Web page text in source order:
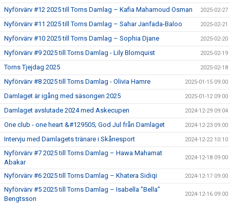
Nyförvärv #12 2025 till Torns Damlag – Kafia Mahamoud Osman 2025-02-27
Nyförvärv #11 2025 till Torns Damlag – Sahar Janfada-Baloo 2025-02-21
Nyförvärv #10 2025 till Torns Damlag – Sophia Djane 2025-02-20
Nyförvärv #9 2025 till Torns Damlag - Lily Blomquist 2025-02-19
Torns Tjejdag 2025 2025-02-18
Nyförvärv #8 2025 till Torns Damlag - Olivia Hamre 2025-01-15 09:00
Damlaget är igång med säsongen 2025 2025-01-12 09:00
Damlaget avslutade 2024 med Askecupen 2024-12-29 09:04
One club - one heart &#129505; God Jul från Damlaget 2024-12-23 09:00
Intervju med Damlagets tränare i Skånesport 2024-12-22 10:10
Nyförvärv #7 2025 till Torns Damlag – Hawa Mahamat
Abakar
2024-12-18 09:00
Nyförvärv #6 2025 till Torns Damlag – Khatera Sidiqi 2024-12-17 09:00
Nyförvärv #5 2025 till Torns Damlag – Isabella ”Bella”
Bengtsson
2024-12-16 09:00